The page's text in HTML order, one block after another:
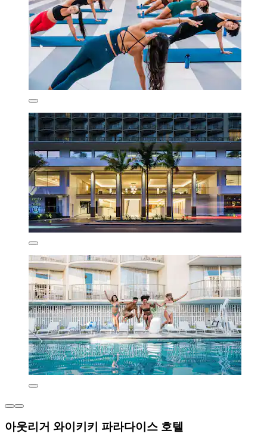
아웃리거 와이키키 파라다이스 호텔